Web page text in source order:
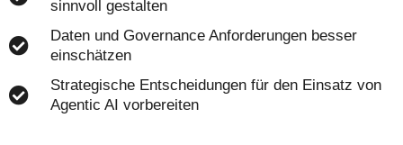
sinnvoll gestalten
Daten und Governance Anforderungen besser
einschätzen
Strategische Entscheidungen für den Einsatz von
Agentic AI vorbereiten